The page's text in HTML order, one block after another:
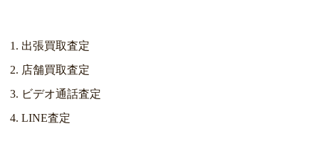
出張買取査定
店舗買取査定
ビデオ通話査定
LINE査定